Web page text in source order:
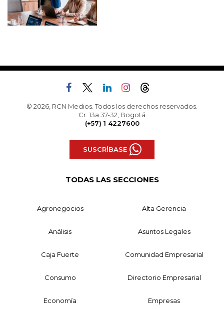
© 2026, RCN Medios. Todos los derechos reservados.
Cr. 13a 37-32, Bogotá
(+57) 1 4227600
SUSCRÍBASE
TODAS LAS SECCIONES
Agronegocios Alta Gerencia
Análisis Asuntos Legales
Caja Fuerte Comunidad Empresarial
Consumo Directorio Empresarial
Economía Empresas